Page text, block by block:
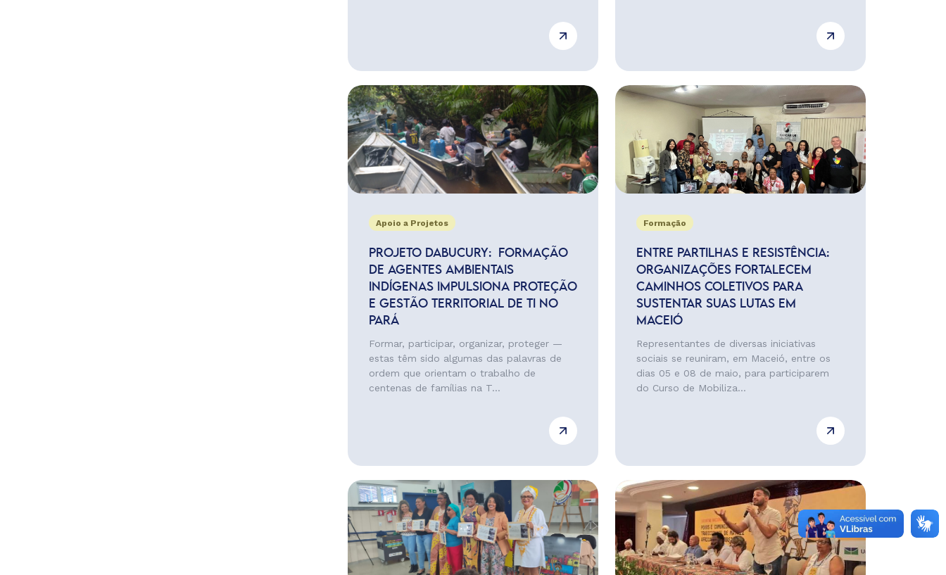
Apoio a Projetos
PROJETO DABUCURY: FORMAÇÃO
DE AGENTES AMBIENTAIS
INDÍGENAS IMPULSIONA PROTEÇÃO
E GESTÃO TERRITORIAL DE TI NO
PARÁ
Formar, participar, organizar, proteger —
estas têm sido algumas das palavras de
ordem que orientam o trabalho de
centenas de famílias na T...
Formação
ENTRE PARTILHAS E RESISTÊNCIA:
ORGANIZAÇÕES FORTALECEM
CAMINHOS COLETIVOS PARA
SUSTENTAR SUAS LUTAS EM
MACEIÓ
Representantes de diversas iniciativas
sociais se reuniram, em Maceió, entre os
dias 05 e 08 de maio, para participarem
do Curso de Mobiliza...